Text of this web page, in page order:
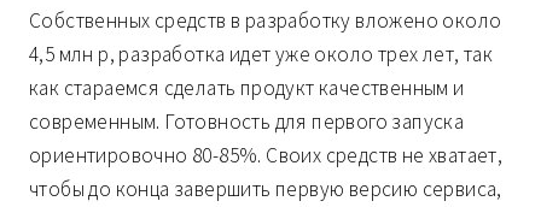
Собственных средств в разработку вложено около
4,5 млн р, разработка идет уже около трех лет, так
как стараемся сделать продукт качественным и
современным. Готовность для первого запуска
ориентировочно 80-85%. Своих средств не хватает,
чтобы до конца завершить первую версию сервиса,